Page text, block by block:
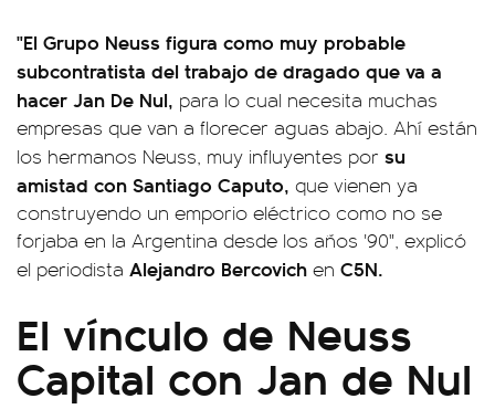
"El Grupo Neuss figura como muy probable
subcontratista del trabajo de dragado que va a
hacer Jan De Nul, para lo cual necesita muchas
empresas que van a florecer aguas abajo. Ahí están
los hermanos Neuss, muy influyentes por su
amistad con Santiago Caputo, que vienen ya
construyendo un emporio eléctrico como no se
forjaba en la Argentina desde los años '90", explicó
el periodista Alejandro Bercovich en C5N.
El vínculo de Neuss
Capital con Jan de Nul